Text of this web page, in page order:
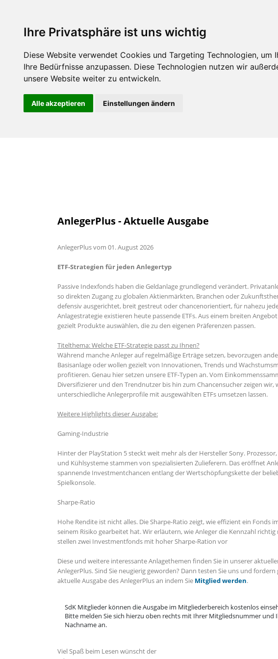
Ihre Privatsphäre ist uns wichtig
Diese Website verwendet Cookies und Targeting Technologien,
Ihre Bedürfnisse anzupassen. Diese Technologien nutzen wir
unsere Website weiter zu entwickeln.
Alle akzeptieren Einstellungen ändern
AnlegerPlus - Aktuelle Ausgabe
AnlegerPlus vom 01. August 2026
ETF-Strategien für jeden Anlegertyp
Passive Indexfonds haben die Geldanlage grundlegend verändert.
so direkten Zugang zu globalen Aktienmärkten, Branchen oder
defensiv ausgerichtet, breit gestreut oder chancenorientiert, für nahezu
Anlagestrategie existieren heute passende ETFs. Aus einem breiten
gezielt Produkte auswählen, die zu den eigenen Präferenzen passen.
Titelthema: Welche ETF-Strategie passt zu Ihnen?
Während manche Anleger auf regelmäßige Erträge setzen, bevorzugen
Basisanlage oder wollen gezielt von Innovationen, Trends und
profitieren. Genau hier setzen unsere ETF-Typen an. Vom
Diversifizierer und den Trendnutzer bis hin zum Chancensucher zeigen wir,
unterschiedliche Anlegerprofile mit ausgewählten ETFs umsetzen lassen.
Weitere Highlights dieser Ausgabe:
Gaming-Industrie
Hinter der PlayStation 5 steckt weit mehr als der Hersteller Sony.
und Kühlsysteme stammen von spezialisierten Zulieferern. Das eröffnet
spannende Investmentchancen entlang der Wertschöpfungskette der
Spielkonsole.
Sharpe-Ratio
Hohe Rendite ist nicht alles. Die Sharpe-Ratio zeigt, wie effizient ein Fonds
seinem Risiko gearbeitet hat. Wir erläutern, wie Anleger die Kennzahl
stellen zwei Investmentfonds mit hoher Sharpe-Ration vor
Diese und weitere interessante Anlagethemen finden Sie in unserer
AnlegerPlus. Sind Sie neugierig geworden? Dann testen Sie uns und fordern
aktuelle Ausgabe des AnlegerPlus an indem Sie Mitglied werden.
SdK Mitglieder können die Ausgabe im Mitgliederbereich kostenlos
Bitte melden Sie sich hierzu oben rechts mit Ihrer Mitgliedsnummer und
Nachname an.
Viel Spaß beim Lesen wünscht der